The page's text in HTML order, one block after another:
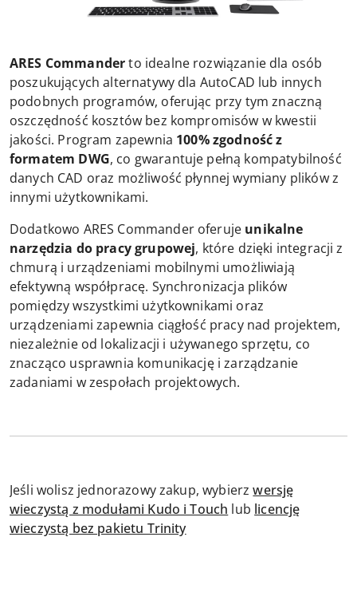
ARES Commanderto idealne rozwiązanie dla osób
poszukujących alternatywy dla AutoCAD lub innych
podobnych programów, oferując przy tym znaczną
oszczędność kosztów bez kompromisów w kwestii
jakości. Program zapewnia 100% zgodność z
formatem DWG, co gwarantuje pełną kompatybilność
danych CAD oraz możliwość płynnej wymiany plików z
innymi użytkownikami.
Dodatkowo ARES Commander oferuje unikalne
narzędzia do pracy grupowej, które dzięki integracji z
chmurą i urządzeniami mobilnymi umożliwiają
efektywną współpracę. Synchronizacja plików
pomiędzy wszystkimi użytkownikami oraz
urządzeniami zapewnia ciągłość pracy nad projektem,
niezależnie od lokalizacji i używanego sprzętu, co
znacząco usprawnia komunikację i zarządzanie
zadaniami w zespołach projektowych.
Jeśli wolisz jednorazowy zakup, wybierzwersję
wieczystą z modułami Kudo i Touch lub licencję
wieczystą bez pakietu Trinity